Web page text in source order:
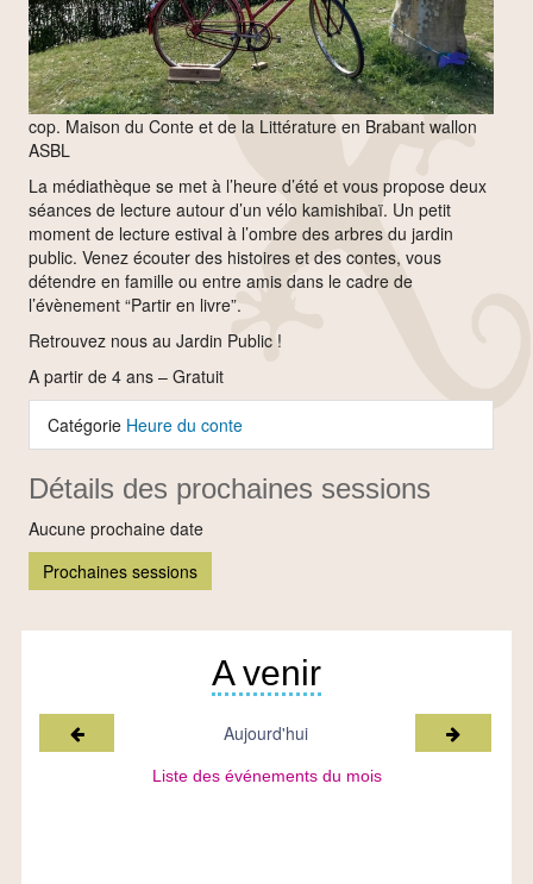
cop. Maison du Conte et de la Littérature en Brabant wallon
ASBL
La médiathèque se met à l’heure d’été et vous propose deux
séances de lecture autour d’un vélo kamishibaï. Un petit
moment de lecture estival à l’ombre des arbres du jardin
public. Venez écouter des histoires et des contes, vous
détendre en famille ou entre amis dans le cadre de
l’évènement “Partir en livre”.
Retrouvez nous au Jardin Public !
A partir de 4 ans – Gratuit
Catégorie Heure du conte
Détails des prochaines sessions
Aucune prochaine date
Prochaines sessions
A venir
Mois précédent Aujourd'hui Mois
Liste des événements du mois